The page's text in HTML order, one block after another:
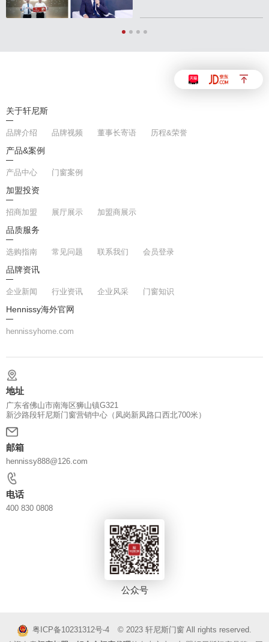
关于轩尼斯
品牌介绍 品牌视频 董事长寄语
历程&荣誉
产品&案例
产品中心
门窗案例
加盟投资
招商加盟 展厅展示
加盟商展示
品质服务
选购指南 常见问题 联系我们
会员登录
品牌资讯
企业新闻 行业资讯 企业风采
门窗知识
Hennissy海外官网
hennissyhome.com
地址
广东省佛山市南海区狮山镇G321
新沙路段轩尼斯门窗营销中心（凤岗新凤路口西北700米）
邮箱
hennissy888@126.com
电话
400 830 0808
公众号
粤ICP备10231312号-4 © 2023 轩尼斯门窗All rights reserved.